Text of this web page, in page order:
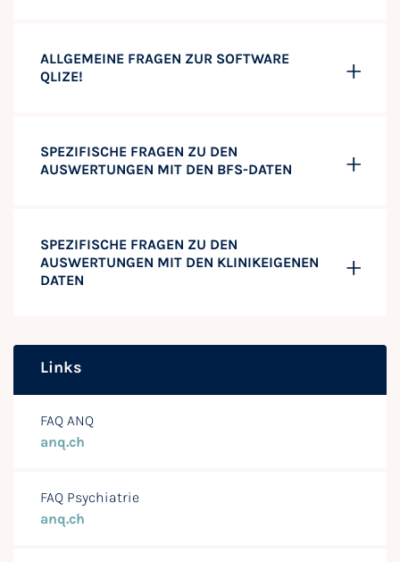
ALLGEMEINE FRAGEN ZUR SOFTWARE
QLIZE!
SPEZIFISCHE FRAGEN ZU DEN
AUSWERTUNGEN MIT DEN BFS-DATEN
SPEZIFISCHE FRAGEN ZU DEN
AUSWERTUNGEN MIT DEN KLINIKEIGENEN
DATEN
Links
FAQ ANQ
anq.ch
FAQ Psychiatrie
anq.ch